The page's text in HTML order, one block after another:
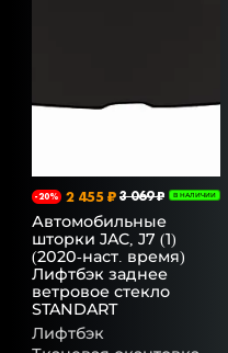
-20% 2 455 ₽ 3 069 ₽ В НАЛИЧИИ
Автомобильные
шторки JAC, J7 (1)
(2020-наст. время)
Лифтбэк заднее
ветровое стекло
STANDART
Лифтбэк